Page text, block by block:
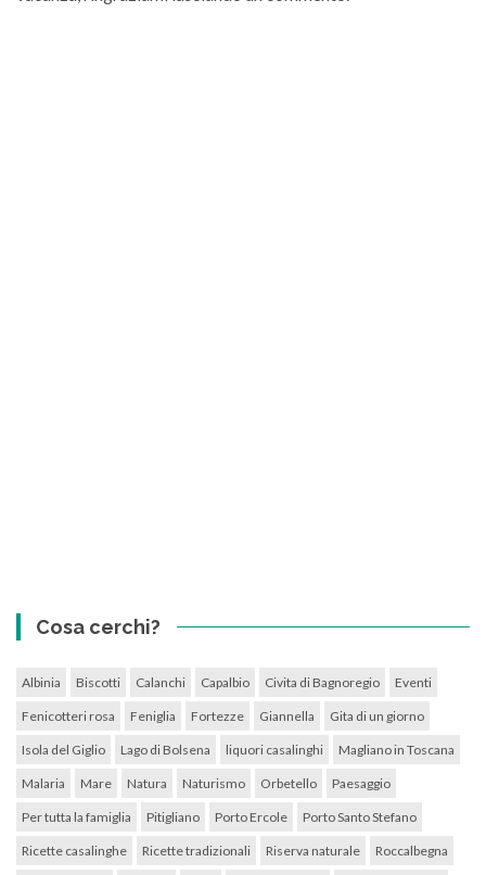
Cosa cerchi?
Albinia Biscotti Calanchi Capalbio Civita di Bagnoregio Eventi
Fenicotteri rosa Feniglia Fortezze Giannella Gita di un giorno
Isola del Giglio Lago di Bolsena liquori casalinghi Magliano in Toscana
Malaria Mare Natura Naturismo Orbetello Paesaggio
Per tutta la famiglia Pitigliano Porto Ercole Porto Santo Stefano
Ricette casalinghe Ricette tradizionali Riserva naturale Roccalbegna